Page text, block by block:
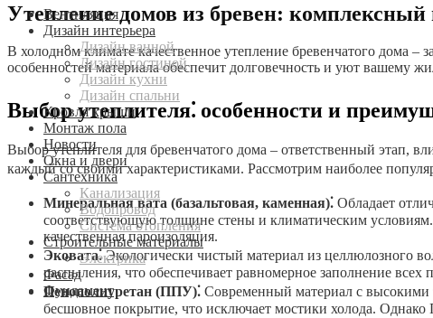
Вентиляция
Дизайн интерьера
Дизайн ванной
Дизайн гостиной
Дизайн кухни
Дизайн спальни
Кровля крыши
Монтаж пола
Новости
Окна и двери
Сантехника
Канализация
Водопровод
Система отопления
Строительные материалы
Электрика
Фасад
Фундамент
Утепление домов из бревен: комплексный
В холодном климате качественное утепление бревенчатого дома
особенностей материала обеспечит долговечность и уют
Выбор утеплителя⁚ особенности и
Выбор утеплителя для бревенчатого дома – ответственный этап,
каждый со своими характеристиками. Рассмотрим наиболее
Минеральная вата (базальтовая, каменная)⁚ Обладает
соответствующую толщине стены и климатическим
качественная пароизоляция.
Эковата⁚Экологически чистый материал из целлюлозного
распыления, что обеспечивает равномерное заполнение
Пенополиуретан (ППУ)⁚ Современный материал с высокими
бесшовное покрытие, что исключает мостики холода.